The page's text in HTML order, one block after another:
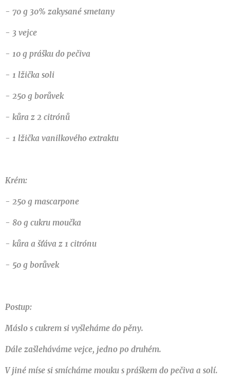
- 70 g 30% zakysané smetany
- 3 vejce
- 10 g prášku do pečiva
- 1 lžička soli
- 250 g borůvek
- kůra z 2 citrónů
- 1 lžička vanilkového extraktu
Krém:
- 250 g mascarpone
- 80 g cukru moučka
- kůra a šťáva z 1 citrónu
- 50 g borůvek
Postup:
Máslo s cukrem si vyšleháme do pěny.
Dále zašleháváme vejce, jedno po druhém.
V jiné míse si smícháme mouku s práškem do pečiva a solí.